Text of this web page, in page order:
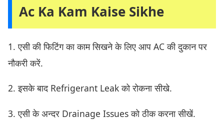
Ac Ka Kam Kaise Sikhe
1. एसी की फिटिंग का काम सिखने के लिए आप AC की दुकान पर
नौकरी करें.
2. इसके बाद Refrigerant Leak को रोकना सीखे.
3. एसी के अन्दर Drainage Issues को ठीक करना सीखें.